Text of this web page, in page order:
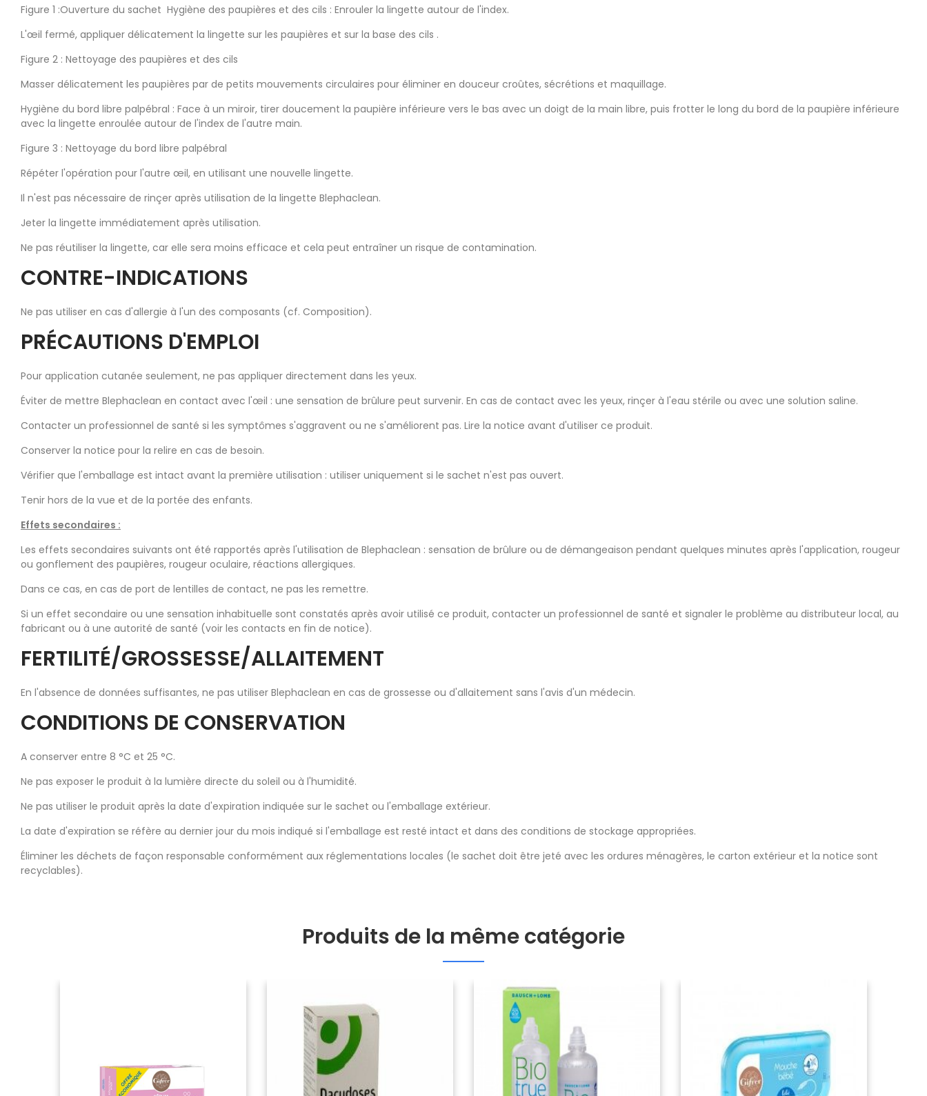
Figure 1 :Ouverture du sachet Hygiène des paupières et des cils : Enrouler la lingette autour de l'index.
L'œil fermé, appliquer délicatement la lingette sur les paupières et sur la base des cils .
Figure 2 : Nettoyage des paupières et des cils
Masser délicatement les paupières par de petits mouvements circulaires pour éliminer en douceur croûtes, sécrétions et maquillage.
Hygiène du bord libre palpébral : Face à un miroir, tirer doucement la paupière inférieure vers le bas avec un doigt de la main libre, puis frotter le long du bord de la paupière inférieure
avec la lingette enroulée autour de l'index de l'autre main.
Figure 3 : Nettoyage du bord libre palpébral
Répéter l'opération pour l'autre œil, en utilisant une nouvelle lingette.
Il n'est pas nécessaire de rinçer après utilisation de la lingette Blephaclean.
Jeter la lingette immédiatement après utilisation.
Ne pas réutiliser la lingette, car elle sera moins efficace et cela peut entraîner un risque de contamination.
CONTRE-INDICATIONS
Ne pas utiliser en cas d'allergie à l'un des composants (cf. Composition).
PRÉCAUTIONS D'EMPLOI
Pour application cutanée seulement, ne pas appliquer directement dans les yeux.
Éviter de mettre Blephaclean en contact avec l'œil : une sensation de brûlure peut survenir. En cas de contact avec les yeux, rinçer à l'eau stérile ou avec une solution saline.
Contacter un professionnel de santé si les symptômes s'aggravent ou ne s'améliorent pas. Lire la notice avant d'utiliser ce produit.
Conserver la notice pour la relire en cas de besoin.
Vérifier que l'emballage est intact avant la première utilisation : utiliser uniquement si le sachet n'est pas ouvert.
Tenir hors de la vue et de la portée des enfants.
Effets secondaires :
Les effets secondaires suivants ont été rapportés après l'utilisation de Blephaclean : sensation de brûlure ou de démangeaison pendant quelques minutes après l'application, rougeur
ou gonflement des paupières, rougeur oculaire, réactions allergiques.
Dans ce cas, en cas de port de lentilles de contact, ne pas les remettre.
Si un effet secondaire ou une sensation inhabituelle sont constatés après avoir utilisé ce produit, contacter un professionnel de santé et signaler le problème au distributeur local, au
fabricant ou à une autorité de santé (voir les contacts en fin de notice).
FERTILITÉ/GROSSESSE/ALLAITEMENT
En l'absence de données suffisantes, ne pas utiliser Blephaclean en cas de grossesse ou d'allaitement sans l'avis d'un médecin.
CONDITIONS DE CONSERVATION
A conserver entre 8 °C et 25 °C.
Ne pas exposer le produit à la lumière directe du soleil ou à l'humidité.
Ne pas utiliser le produit après la date d'expiration indiquée sur le sachet ou l'emballage extérieur.
La date d'expiration se réfère au dernier jour du mois indiqué si l'emballage est resté intact et dans des conditions de stockage appropriées.
Éliminer les déchets de façon responsable conformément aux réglementations locales (le sachet doit être jeté avec les ordures ménagères, le carton extérieur et la notice sont
recyclables).
Produits de la même catégorie